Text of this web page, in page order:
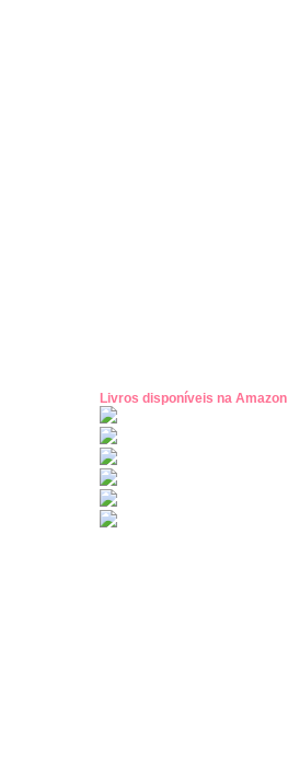
Livros disponíveis na Amazon